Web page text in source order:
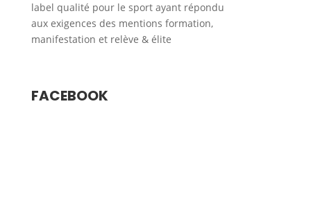
label qualité pour le sport ayant répondu
aux exigences des mentions formation,
manifestation et relève & élite
FACEBOOK